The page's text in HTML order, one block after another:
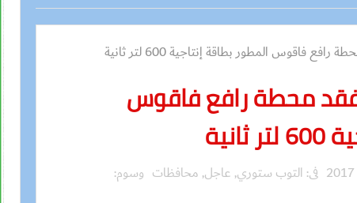
محطة رافع فاقوس
فى: التوب ستوري, عاجل, محافظات وسوم: